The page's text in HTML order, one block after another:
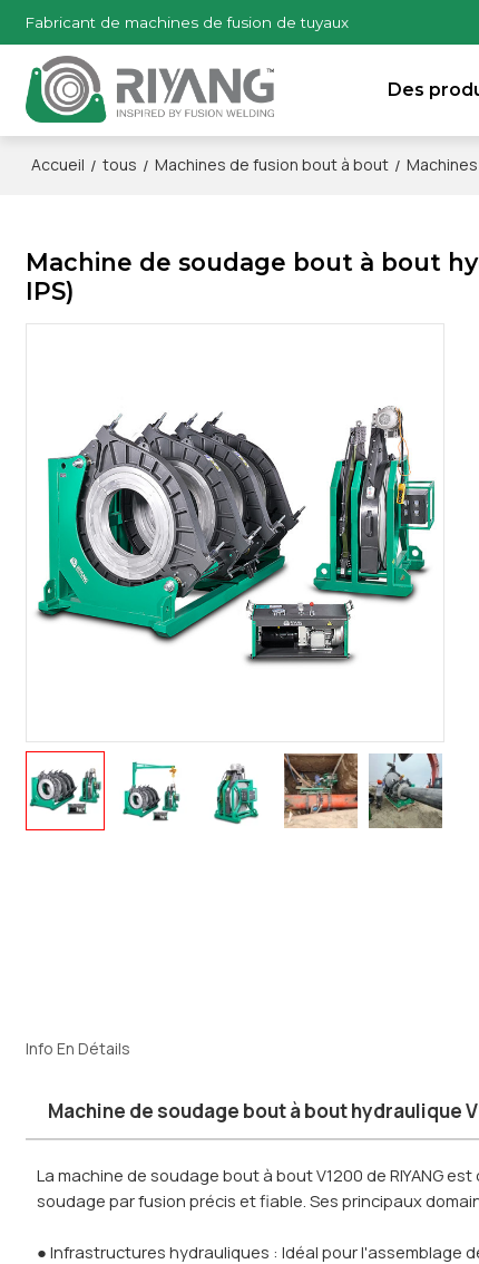
Fabricant de machines de fusion de tuyaux
Des
Accueil / tous / Machines de fusion bout à bout /
Machine de soudage bout à bout
IPS)
Info En Détails
Machine de soudage bout à bout hydraulique
La machine de soudage bout à bout V1200 de RIYANG
soudage par fusion précis et fiable. Ses principaux
● Infrastructures hydrauliques : Idéal pour l'assemblage